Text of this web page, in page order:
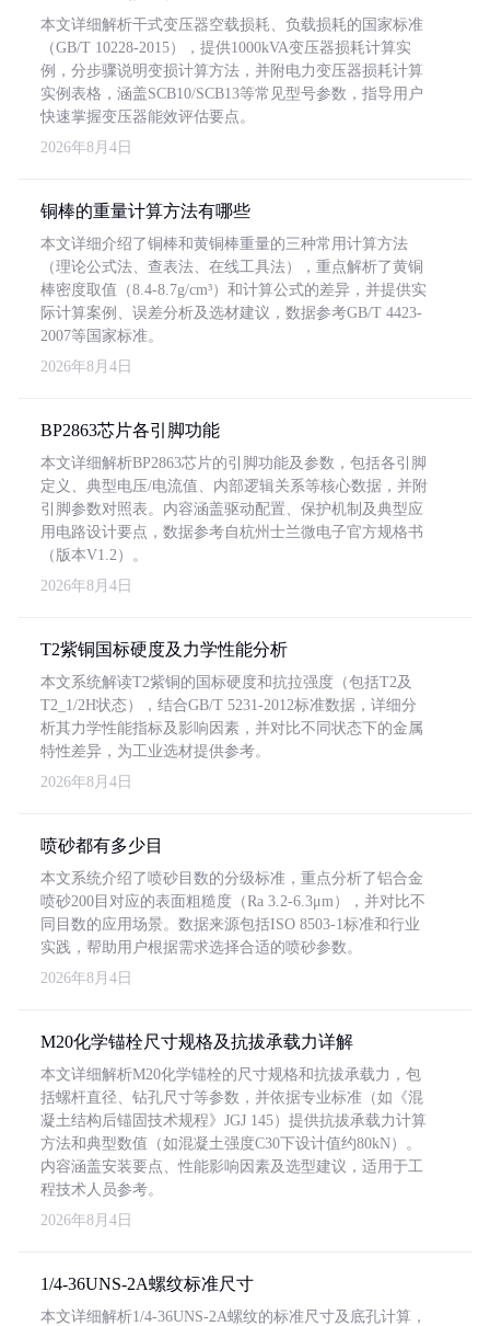
本文详细解析干式变压器空载损耗、负载损耗的国家标准
（GB/T 10228-2015），提供1000kVA变压器损耗计算实
例，分步骤说明变损计算方法，并附电力变压器损耗计算
实例表格，涵盖SCB10/SCB13等常见型号参数，指导用户
快速掌握变压器能效评估要点。
2026年8月4日
铜棒的重量计算方法有哪些
本文详细介绍了铜棒和黄铜棒重量的三种常用计算方法
（理论公式法、查表法、在线工具法），重点解析了黄铜
棒密度取值（8.4-8.7g/cm³）和计算公式的差异，并提供实
际计算案例、误差分析及选材建议，数据参考GB/T 4423-
2007等国家标准。
2026年8月4日
BP2863芯片各引脚功能
本文详细解析BP2863芯片的引脚功能及参数，包括各引脚
定义、典型电压/电流值、内部逻辑关系等核心数据，并附
引脚参数对照表。内容涵盖驱动配置、保护机制及典型应
用电路设计要点，数据参考自杭州士兰微电子官方规格书
（版本V1.2）。
2026年8月4日
T2紫铜国标硬度及力学性能分析
本文系统解读T2紫铜的国标硬度和抗拉强度（包括T2及
T2_1/2H状态），结合GB/T 5231-2012标准数据，详细分
析其力学性能指标及影响因素，并对比不同状态下的金属
特性差异，为工业选材提供参考。
2026年8月4日
喷砂都有多少目
本文系统介绍了喷砂目数的分级标准，重点分析了铝合金
喷砂200目对应的表面粗糙度（Ra 3.2-6.3μm），并对比不
同目数的应用场景。数据来源包括ISO 8503-1标准和行业
实践，帮助用户根据需求选择合适的喷砂参数。
2026年8月4日
M20化学锚栓尺寸规格及抗拔承载力详解
本文详细解析M20化学锚栓的尺寸规格和抗拔承载力，包
括螺杆直径、钻孔尺寸等参数，并依据专业标准（如《混
凝土结构后锚固技术规程》JGJ 145）提供抗拔承载力计算
方法和典型数值（如混凝土强度C30下设计值约80kN）。
内容涵盖安装要点、性能影响因素及选型建议，适用于工
程技术人员参考。
2026年8月4日
1/4-36UNS-2A螺纹标准尺寸
本文详细解析1/4-36UNS-2A螺纹的标准尺寸及底孔计算，